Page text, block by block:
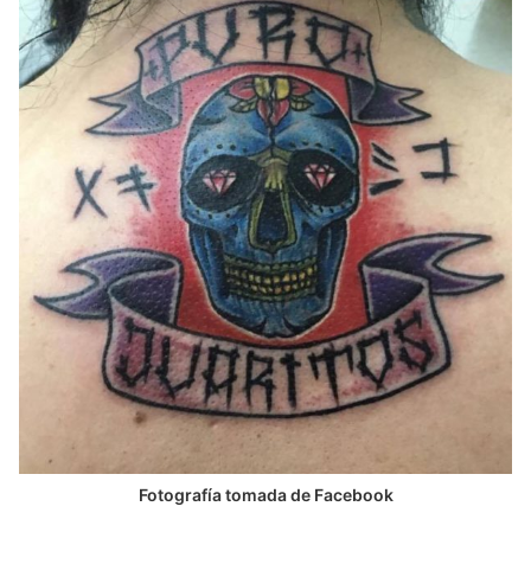
Fotografía tomada de Facebook